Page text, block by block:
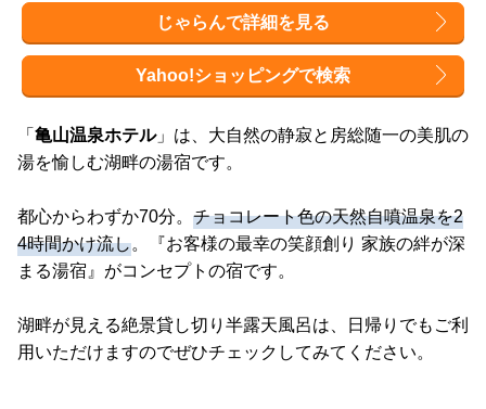
じゃらんで詳細を見る
Yahoo!ショッピングで検索
「 亀山温泉ホテル」は、大自然の静寂と房総随一の美肌の
湯を愉しむ湖畔の湯宿です。
都心からわずか70分。 チョコレート色の天然自噴温泉を2
4時間かけ流し。『お客様の最幸の笑顔創り 家族の絆が深
まる湯宿』がコンセプトの宿です。
湖畔が見える絶景貸し切り半露天風呂は、日帰りでもご利
用いただけますのでぜひチェックしてみてください。